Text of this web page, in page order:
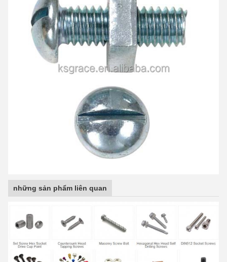
những sản phẩm liên quan